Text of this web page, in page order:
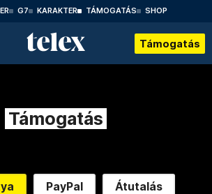
G7 KARAKTER TÁMOGATÁS SHOP
Támogatás
Támogatás
PayPal Átutalás